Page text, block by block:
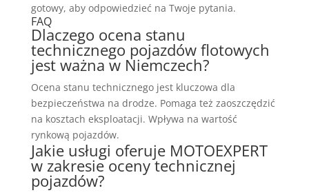
gotowy, aby odpowiedzieć na Twoje pytania.
FAQ
Dlaczego ocena stanu
technicznego pojazdów flotowych
jest ważna w Niemczech?
Ocena stanu technicznego jest kluczowa dla
bezpieczeństwa na drodze. Pomaga też zaoszczędzić
na kosztach eksploatacji. Wpływa na wartość
rynkową pojazdów.
Jakie usługi oferuje MOTOEXPERT
w zakresie oceny technicznej
pojazdów?